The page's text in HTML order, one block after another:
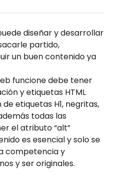
diseñar y desarrollar
partido,
un buen contenido ya
funcione debe tener
y etiquetas HTML
etiquetas H1, negritas,
todas las
el atributo “alt”
es esencial y solo se
competencia y
y ser originales.